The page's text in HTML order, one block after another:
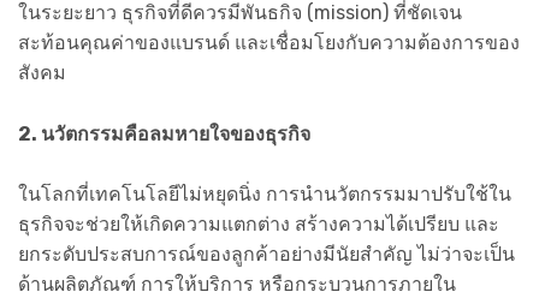
ในระยะยาว ธุรกิจที่ดีควรมีพันธกิจ (mission) ที่ชัดเจน
สะท้อนคุณค่าของแบรนด์ และเชื่อมโยงกับความต้องการของ
สังคม
2. นวัตกรรมคือลมหายใจของธุรกิจ
ในโลกที่เทคโนโลยีไม่หยุดนิ่ง การนำนวัตกรรมมาปรับใช้ใน
ธุรกิจจะช่วยให้เกิดความแตกต่าง สร้างความได้เปรียบ และ
ยกระดับประสบการณ์ของลูกค้าอย่างมีนัยสำคัญ ไม่ว่าจะเป็น
ด้านผลิตภัณฑ์ การให้บริการ หรือกระบวนการภายใน